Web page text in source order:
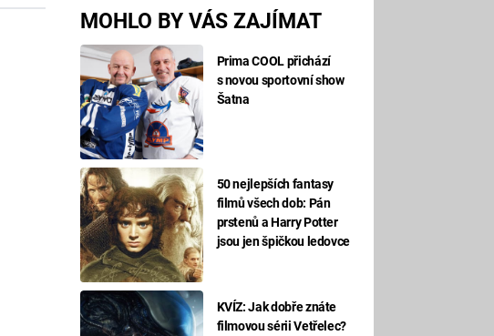
MOHLO BY VÁS ZAJÍMAT
Prima COOL přichází
s novou sportovní show
Šatna
50 nejlepších fantasy
filmů všech dob: Pán
prstenů a Harry Potter
jsou jen špičkou ledovce
KVÍZ: Jak dobře znáte
filmovou sérii Vetřelec?